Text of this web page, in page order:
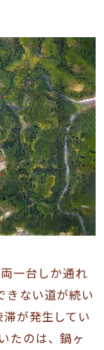
一台しか通れ
きない道が続い
が発生してい
たのは、鍋ヶ